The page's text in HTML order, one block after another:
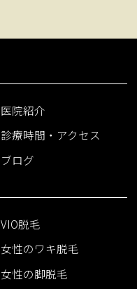
医院紹介
診療時間・アクセス
ブログ
VIO脱毛
女性のワキ脱毛
女性の脚脱毛